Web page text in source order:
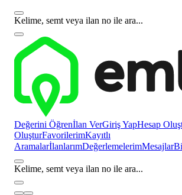
Kelime, semt veya ilan no ile ara...
Değerini Öğrenİlan VerGiriş YapHesap
OluşturFavorilerimKayıtlı
AramalarİlanlarımDeğerlemelerimMesajlar
Kelime, semt veya ilan no ile ara...